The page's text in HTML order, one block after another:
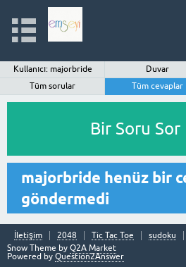
Kullanıcı: majorbride Duvar
Tüm sorular
Tüm cevaplar
Bir Soru Sor
majorbride henüz bir
göndermedi
İletişim 2048 Tic Tac Toe sudoku
Snow Theme by Q2A Market
Powered by Question2Answer